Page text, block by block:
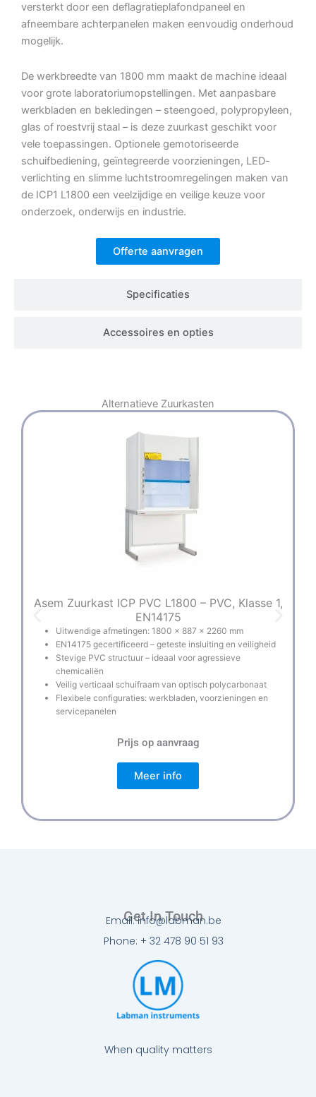
Specificaties
Accessoires en opties
versterkt door een deflagratieplafondpaneel en
afneembare achterpanelen maken eenvoudig onderhoud
mogelijk.
De werkbreedte van 1800 mm maakt de machine ideaal
voor grote laboratoriumopstellingen. Met aanpasbare
werkbladen en bekledingen – steengoed, polypropyleen,
glas of roestvrij staal – is deze zuurkast geschikt voor
vele toepassingen. Optionele gemotoriseerde
schuifbediening, geïntegreerde voorzieningen, LED-
verlichting en slimme luchtstroomregelingen maken van
de ICP1 L1800 een veelzijdige en veilige keuze voor
onderzoek, onderwijs en industrie.
Offerte aanvragen
Alternatieve Zuurkasten
Asem Zuurkast ICP PVC L1800 – PVC, Klasse 1,
EN14175
Uitwendige afmetingen: 1800 × 887 × 2260 mm
EN14175 gecertificeerd – geteste insluiting en veiligheid
Stevige PVC structuur – ideaal voor agressieve
chemicaliën
Veilig verticaal schuifraam van optisch polycarbonaat
Flexibele configuraties: werkbladen, voorzieningen en
servicepanelen
Prijs op aanvraag
Meer info
When quality matters
Get In Touch
Email: info@labman.be
Phone: + 32 478 90 51 93